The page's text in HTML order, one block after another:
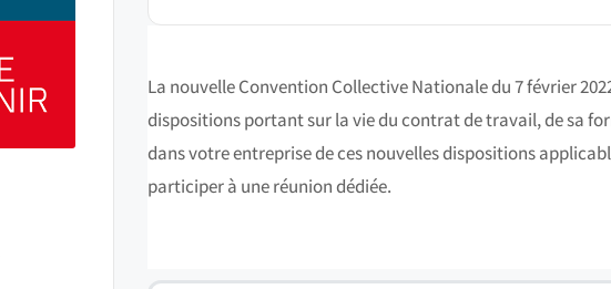
La nouvelle Convention Collective Nationale du 7 février
dispositions portant sur la vie du contrat de travail, de sa
dans votre entreprise de ces nouvelles dispositions
participer à une réunion dédiée.